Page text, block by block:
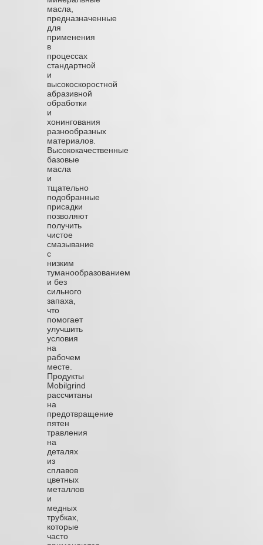
масла,
предназначенные
для
применения
в
процессах
стандартной
и
высокоскоростной
абразивной
обработки
и
хонингования
разнообразных
материалов.
Высококачественные
базовые
масла
и
тщательно
подобранные
присадки
позволяют
получить
чистое
смазывание
с
низким
туманообразованием
и без
сильного
запаха,
что
помогает
улучшить
условия
на
рабочем
месте.
Продукты
Mobilgrind
рассчитаны
на
предотвращение
пятен
травления
на
деталях
из
сплавов
цветных
металлов
и
медных
трубках,
которые
часто